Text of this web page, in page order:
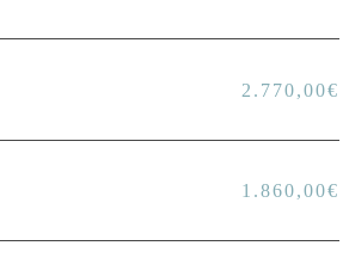
2.770,00€
1.860,00€